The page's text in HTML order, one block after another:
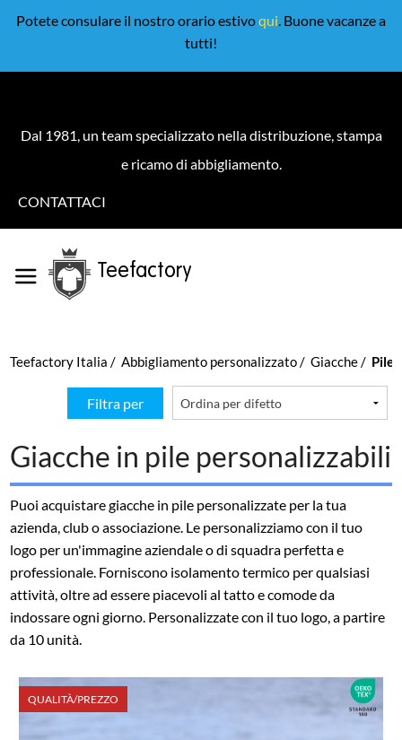
Potete consulare il nostro orario estivoqui. Buone vacanze a
tutti!
Dal 1981, un team specializzato nella distribuzione, stampa
e ricamo di abbigliamento.
CONTATTACI
Teefactory
Teefactory Italia Abbigliamento personalizzato Giacche Pile
Filtra per
Giacche in pile personalizzabili
Puoi acquistare giacche in pile personalizzate per la tua
azienda, club o associazione. Le personalizziamo con il tuo
logo per un'immagine aziendale o di squadra perfetta e
professionale. Forniscono isolamento termico per qualsiasi
attività, oltre ad essere piacevoli al tatto e comode da
indossare ogni giorno. Personalizzate con il tuo logo, a partire
da 10 unità.
QUALITÀ/PREZZO